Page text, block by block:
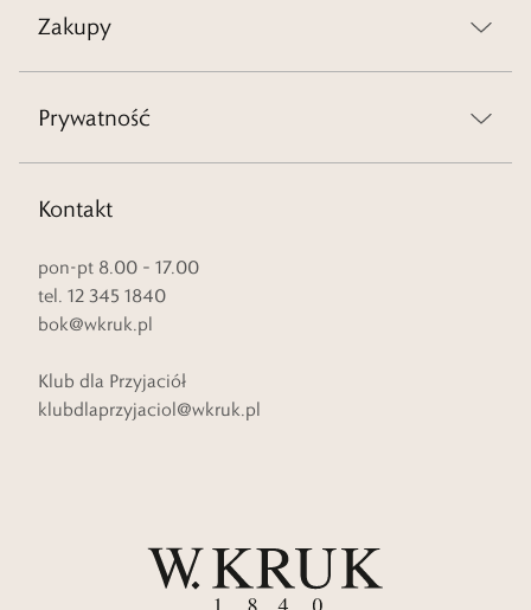
Zakupy
Prywatność
Kontakt
pon-pt 8.00 – 17.00
tel. 12 345 1840
bok@wkruk.pl
Klub dla Przyjaciół
klubdlaprzyjaciol@wkruk.pl